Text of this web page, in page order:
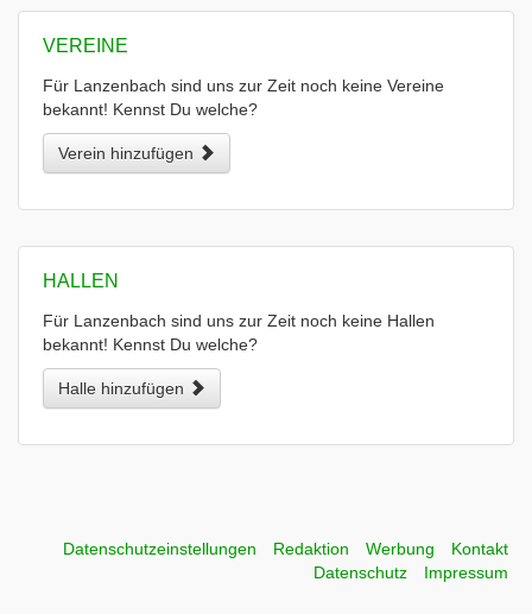
VEREINE
Für Lanzenbach sind uns zur Zeit noch keine Vereine
bekannt! Kennst Du welche?
Verein hinzufügen
HALLEN
Für Lanzenbach sind uns zur Zeit noch keine Hallen
bekannt! Kennst Du welche?
Halle hinzufügen
Datenschutzeinstellungen Redaktion Werbung
Kontakt
Datenschutz
Impressum